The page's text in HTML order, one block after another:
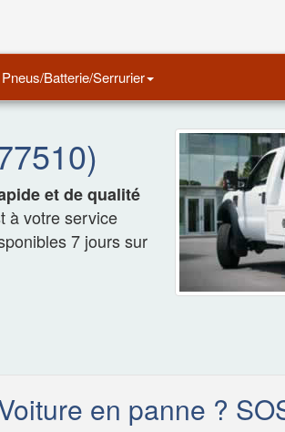
Pneus/Batterie/Serrurier
et de qualité
à votre service
7 jours sur
en panne ?